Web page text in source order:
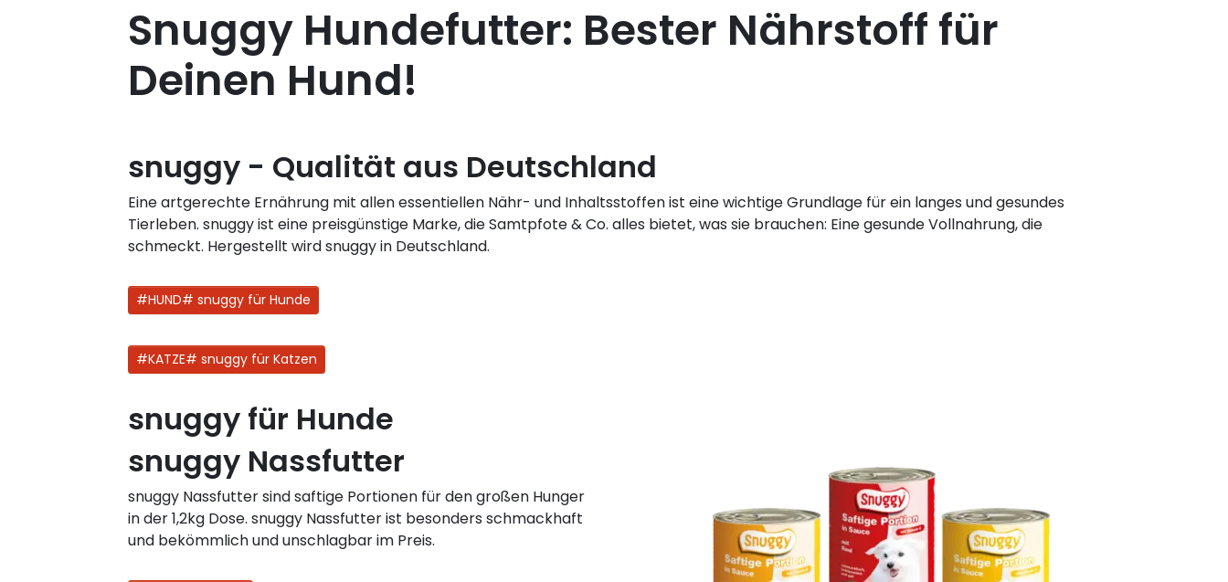
Snuggy Hundefutter: Bester Nährstoff für
Deinen Hund!
snuggy - Qualität aus Deutschland
Eine artgerechte Ernährung mit allen essentiellen Nähr- und Inhaltsstoffen ist eine wichtige Grundlage für ein langes und gesundes
Tierleben. snuggy ist eine preisgünstige Marke, die Samtpfote & Co. alles bietet, was sie brauchen: Eine gesunde Vollnahrung, die
schmeckt. Hergestellt wird snuggy in Deutschland.
#HUND# snuggy für Hunde
#KATZE# snuggy für Katzen
snuggy für Hunde
snuggy Nassfutter
snuggy Nassfutter sind saftige Portionen für den großen Hunger
in der 1,2kg Dose. snuggy Nassfutter ist besonders schmackhaft
und bekömmlich und unschlagbar im Preis.